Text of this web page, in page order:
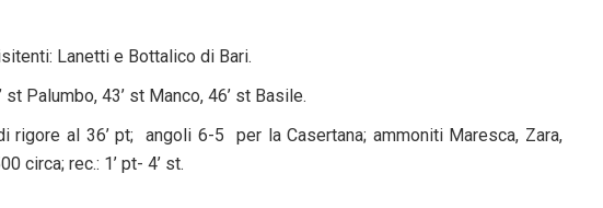
Lanetti e Bottalico di Bari.
st Palumbo, 43’ st Manco, 46’ st Basile.
rigore al 36’ pt; angoli 6-5 per la Casertana; ammoniti Maresca, Zara,
circa; rec.: 1’ pt- 4’ st.